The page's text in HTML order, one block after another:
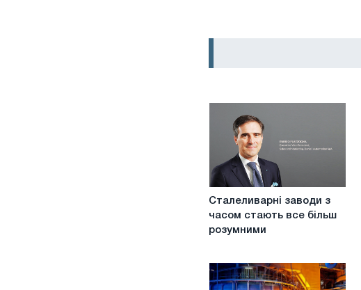
Сталеливарні
часом
все
більш
Сталеливарні заводи з
часом стають все більш
розумними